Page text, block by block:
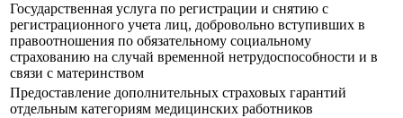
Государственная услуга по регистрации и снятию с
регистрационного учета лиц, добровольно вступивших в
правоотношения по обязательному социальному
страхованию на случай временной нетрудоспособности и в
связи с материнством
Предоставление дополнительных страховых гарантий
отдельным категориям медицинских работников